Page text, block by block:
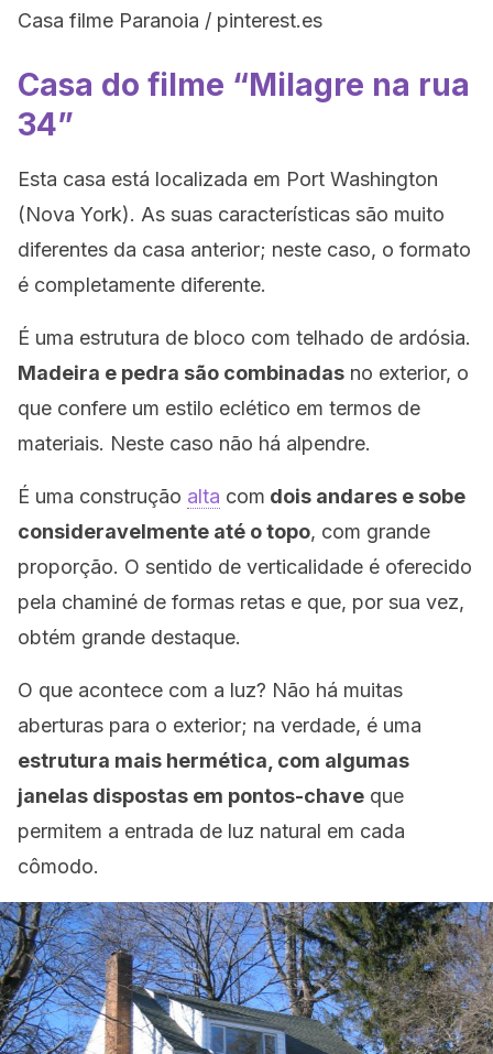
Casa filme Paranoia / pinterest.es
Casa do filme “Milagre na rua
34”
Esta casa está localizada em Port Washington
(Nova York). As suas características são muito
diferentes da casa anterior; neste caso, o formato
é completamente diferente.
É uma estrutura de bloco com telhado de ardósia.
Madeira e pedra são combinadas no exterior, o
que confere um estilo eclético em termos de
materiais. Neste caso não há alpendre.
É uma construção alta com dois andares e sobe
consideravelmente até o topo, com grande
proporção. O sentido de verticalidade é oferecido
pela chaminé de formas retas e que, por sua vez,
obtém grande destaque.
O que acontece com a luz? Não há muitas
aberturas para o exterior; na verdade, é uma
estrutura mais hermética, com algumas
janelas dispostas em pontos-chave que
permitem a entrada de luz natural em cada
cômodo.